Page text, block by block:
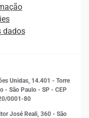
dados
Unidas, 14.401 - Torre
- São Paulo - SP - CEP
0001-80
José Reali, 360 - São